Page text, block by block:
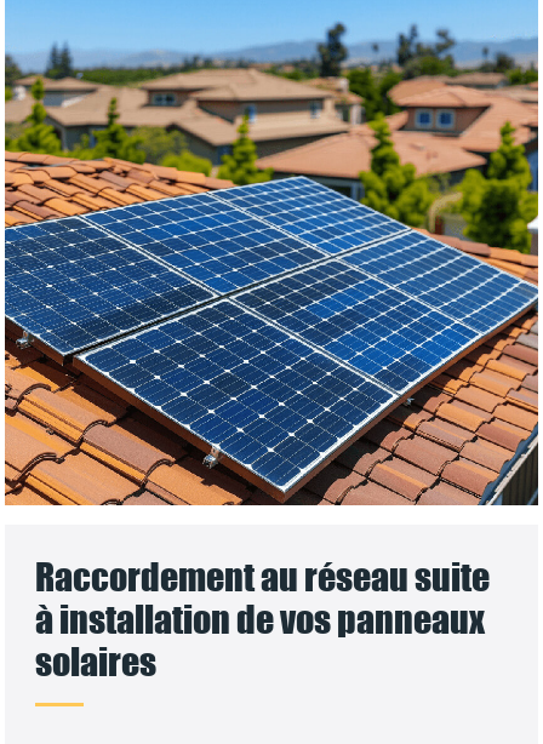
Raccordement au réseau suite
à installation de vos panneaux
solaires